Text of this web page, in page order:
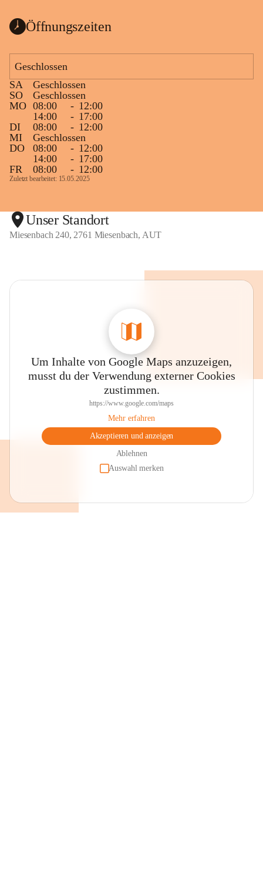
Öffnungszeiten
Geschlossen
SA
Geschlossen
SO
Geschlossen
MO 08:00 - 12:00
14:00
- 17:00
DI
08:00 - 12:00
MI
Geschlossen
DO
08:00 - 12:00
14:00
- 17:00
FR
08:00 - 12:00
Zuletzt bearbeitet: 15.05.2025
Unser Standort
Miesenbach 240, 2761 Miesenbach, AUT
Um Inhalte von Google Maps anzuzeigen,
musst du der Verwendung externer Cookies
zustimmen.
https://www.google.com/maps
Mehr erfahren
Akzeptieren und anzeigen
Ablehnen
Auswahl merken